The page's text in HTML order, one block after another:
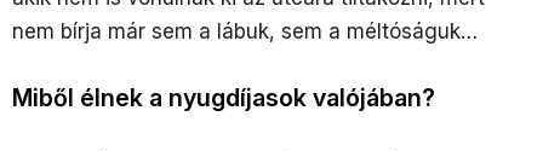
nem bírja már sem a lábuk, sem a méltóságuk…
Miből élnek a nyugdíjasok valójában?